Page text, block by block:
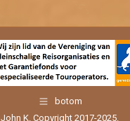
botom
John K. Copyright 2017-2025.